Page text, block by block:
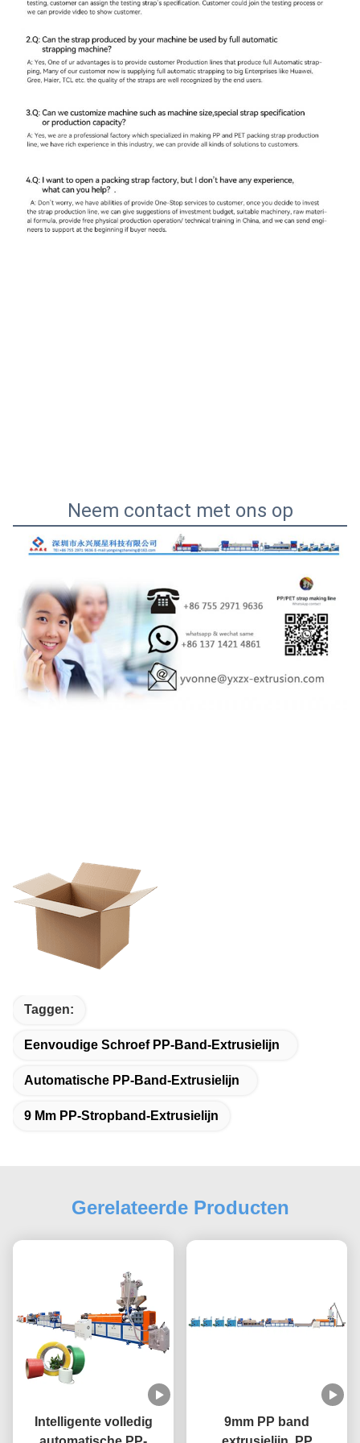
Neem contact met ons op
Taggen:
Eenvoudige Schroef PP-Band-Extrusielijn
Automatische PP-Band-Extrusielijn
9 Mm PP-Stropband-Extrusielijn
Gerelateerde Producten
Intelligente volledig
9mm PP band